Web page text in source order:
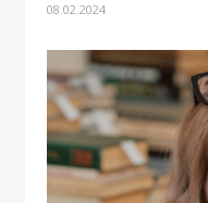
08.02.2024